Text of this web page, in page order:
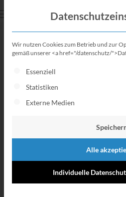
BAföG-
Alles über das
Vermögen!
Wir nutzen Cookies zum Betrieb und zur
gemäß unserer <a href="/datenschutz/
Es folgt eine Liste der Service-
Essenziell
Statistiken
Externe Medien
Alle
Individuelle